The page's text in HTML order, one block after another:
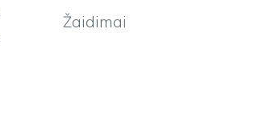
Žaidimai